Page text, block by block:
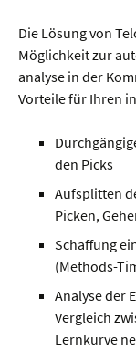
Die Lösung von
Möglichkeit zur
analyse in der
Vorteile für Ihren
den Picks
Aufsplitten
Picken,
Schaffung
(Methods-
Analyse der
Vergleich
Lernkurve